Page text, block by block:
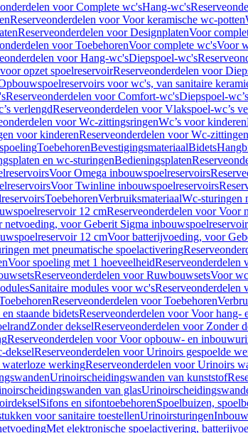
voor Complete wc'sHang-wc's
Reserveonderdelen voor Voor keramische wc-potten
Reserveonderdelen voor DesignplatenVoor
voor ToebehorenVoor complete wc'sVoor
voor Hang-wc'sDiepspoel-wc's
opzet spoelreservoirReserveonderdelen voor
voor wc's, van sanitaire
Reserveonderdelen voor Comfort-wc'sDiepspoel-
verlengdReserveonderdelen voor Vlakspoel-wc’s
voor Wc-zittingsringenWc’s voor kinderen
voor kinderenReserveonderdelen voor Wc-
ToebehorenBevestigingsmateriaalBidets
en wc-sturingenBedieningsplaten
Voor Omega inbouwspoelreservoirs
Voor Twinline inbouwspoelreservoirs
ToebehorenVerbruiksmateriaalWc-sturingen
12 cmReserveonderdelen voor Voor
netvoeding, voor Geberit Sigma
12 cmVoor batterijvoeding, voor
met pneumatische spoelactivering
Voor spoeling met 1 hoeveelheidReserveonderdelen
Reserveonderdelen voor RuwbouwsetsVoor
Sanitaire modules voor wc'sReserveonderdelen
Reserveonderdelen voor Toebehoren
staande bidetsReserveonderdelen voor Voor hang-
Zonder dekselReserveonderdelen voor Zonder
Reserveonderdelen voor Voor opbouw- en
dekselReserveonderdelen voor Urinoirs gespoelde
werkingReserveonderdelen voor Urinoirs
Urinoirscheidingswanden van kunststof
van glas
Sifons en sifontoebehorenSpoelbuizen,
voor sanitaire toestellenUrinoirsturingenInbouw
Met elektronische spoelactivering,